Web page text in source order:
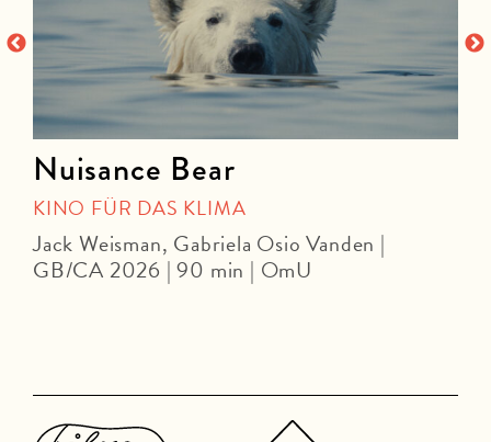
Nuisance Bear
KINO FÜR DAS KLIMA
Jack Weisman, Gabriela Osio Vanden |
GB/CA 2026 | 90 min | OmU